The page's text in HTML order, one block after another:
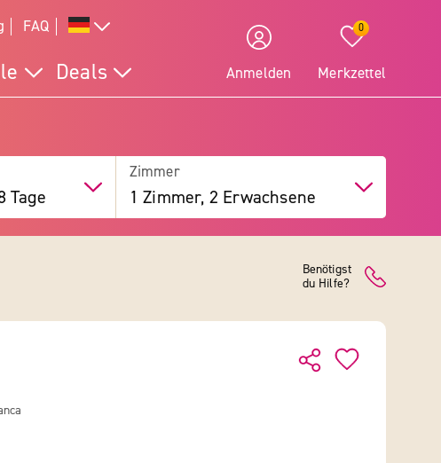
FAQ
Deals Anmelden
0
Merkzettel
Tage
Zimmer
1 Zimmer, 2 Erwachsene
Benötigst
du Hilfe?